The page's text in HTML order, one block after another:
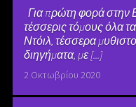
Για πρώτη φορά στην
τέσσερις τόμους όλα
Ντόιλ, τέσσερα
διηγήματα, με [...]
2 Οκτωβρίου 2020